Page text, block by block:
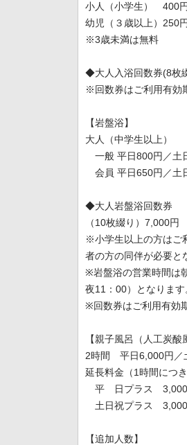
小人（小学生） 400円
幼児（３歳以上）250円
※3歳未満は無料
◆大人入浴回数券(8枚
※回数券はご利用有効
【岩盤浴】
大人（中学生以上）
一般 平日800円／土
会員 平日650円／土
◆大人岩盤浴回数券
（10枚綴り）7,000円
※小学生以上の方はご
者の方の同伴が必要と
※岩盤浴の営業時間は
夜11：00）となります
※回数券はご利用有効
【親子風呂（人工炭
2時間 平日6,000円／
延長料金（1時間につき
平 日プラス 3,000
土日祝プラス
【追加人数】